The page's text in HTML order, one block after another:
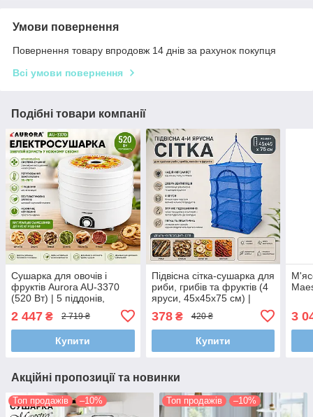
Умови повернення
Повернення товару впродовж 14 днів за рахунок покупця
Всі умови повернення
Подібні товари компанії
Сушарка для овочів і
фруктів Aurora AU-3370
(520 Вт) | 5 піддонів,
регулювання температури
35–70°C, конвекційна
дегідратор
2 447 ₴ 2 719 ₴
Купити
Підвісна сітка-сушарка для
риби, грибів та фруктів (4
яруси, 45х45х75 см) |
Надійний захист від комах
378₴ 420 ₴
Купити
3
Акційні пропозиції та новинки
Топ продажів –10% Топ продажів –10%